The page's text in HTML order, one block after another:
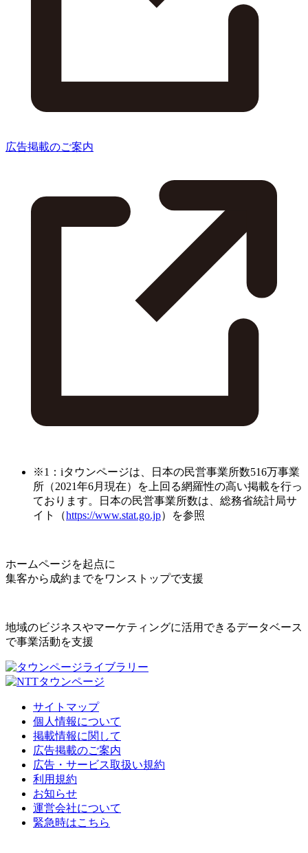
広告掲載のご案内
※1：iタウンページは、日本の民営事業所数516万事業
所（2021年6月現在）を上回る網羅性の高い掲載を行っ
ております。日本の民営事業所数は、総務省統計局サ
イト（https://www.stat.go.jp）を参照
ホームページを起点に
集客から成約までをワンストップで支援
地域のビジネスやマーケティングに活用できるデータベース
で事業活動を支援
サイトマップ
個人情報について
掲載情報に関して
広告掲載のご案内
広告・サービス取扱い規約
利用規約
お知らせ
運営会社について
緊急時はこちら